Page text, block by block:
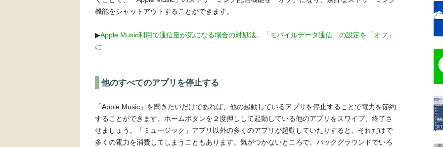
機能をシャットアウトすることができます。
▶︎Apple Music利用で通信量が気になる場合の対処法。「モバイルデータ通信」の設定を「オフ」
に
他のすべてのアプリを停止する
「Apple Music」を聞きたいだけであれば、他の起動しているアプリを停止することで電力を節約
することができます。ホームボタンを２度押しして起動している他のアプリをスワイプ、終了さ
せましょう。「ミュージック」アプリ以外の多くのアプリが起動していたりすると、それだけで
多くの電力を消費してしまうこともあります。気がつかないところで、バックグラウンドでいろ